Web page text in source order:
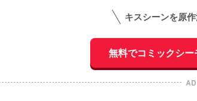
キスシーンを原
無料でコミックシ
AD